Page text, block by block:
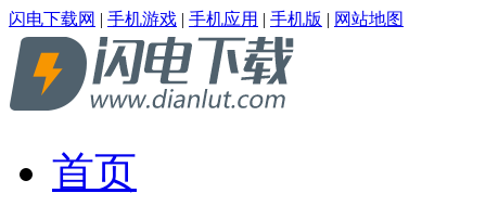
闪电下载网 | 手机游戏 | 手机应用 | 手机版 | 网站地图
首页